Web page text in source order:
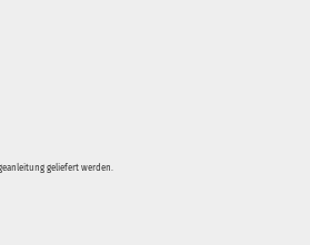
geliefert werden.